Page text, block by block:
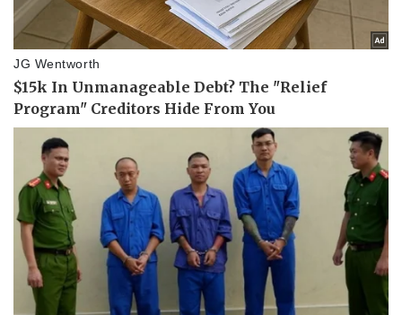
Pháp luật
Vụ án
Tin nóng
Tư vấn luật
Quân sự - Quốc phòng
Vũ khí
Việt Nam
Phân tích